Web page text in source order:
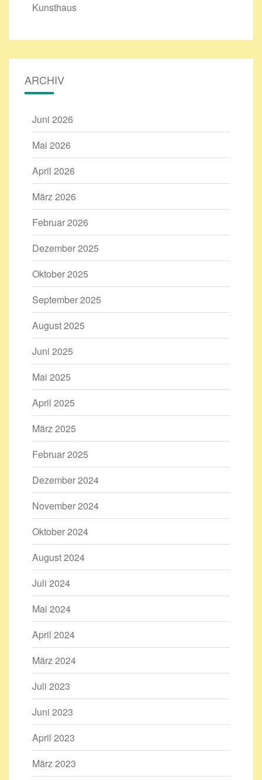
Kunsthaus
ARCHIV
Juni 2026
Mai 2026
April 2026
März 2026
Februar 2026
Dezember 2025
Oktober 2025
September 2025
August 2025
Juni 2025
Mai 2025
April 2025
März 2025
Februar 2025
Dezember 2024
November 2024
Oktober 2024
August 2024
Juli 2024
Mai 2024
April 2024
März 2024
Juli 2023
Juni 2023
April 2023
März 2023